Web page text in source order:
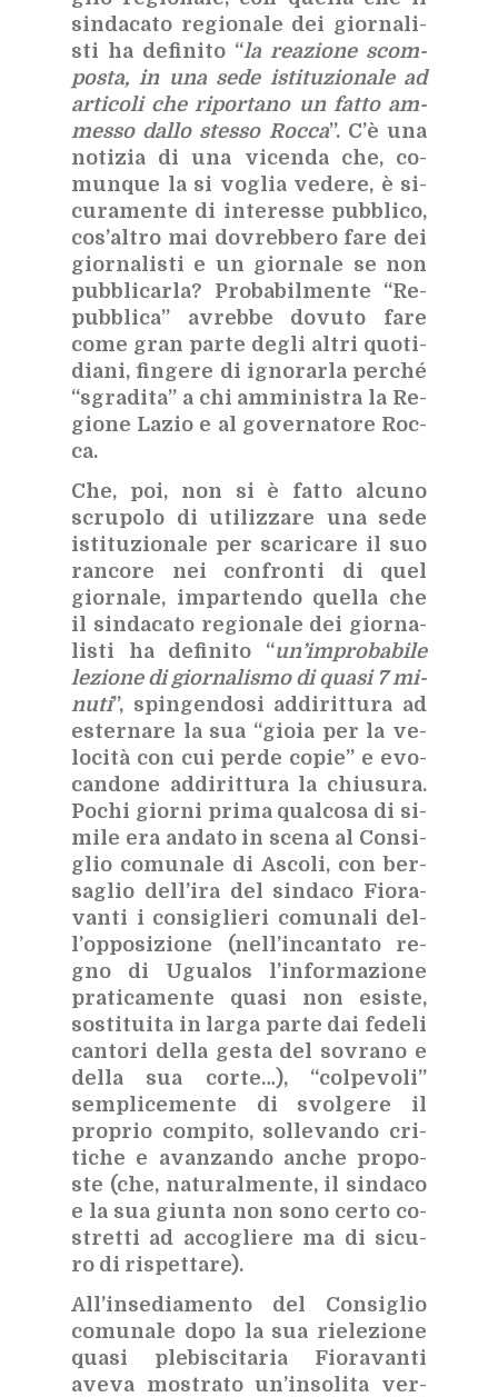
sin­da­ca­to re­gio­na­le dei gior­na­li­
sti ha de­fi­ni­to “la rea­zio­ne scom­
po­sta, in una sede isti­tu­zio­na­le ad
ar­ti­co­li che ri­por­ta­no un fat­to am­
mes­so dal­lo stes­so Roc­ca”. C’è una
no­ti­zia di una vi­cen­da che, co­
mun­que la si vo­glia ve­de­re, è si­
cu­ra­men­te di in­te­res­se pub­bli­co,
co­s’al­tro mai do­vreb­be­ro fare dei
gior­na­li­sti e un gior­na­le se non
pub­bli­car­la? Pro­ba­bil­men­te “Re­
pub­bli­ca” avreb­be do­vu­to fare
come gran par­te de­gli al­tri quo­ti­
dia­ni, fin­ge­re di igno­rar­la per­ché
“sgra­di­ta” a chi am­mi­ni­stra la Re­
gio­ne La­zio e al go­ver­na­to­re Roc­
ca.
Che, poi, non si è fat­to al­cu­no
scru­po­lo di uti­liz­za­re una sede
isti­tu­zio­na­le per sca­ri­ca­re il suo
ran­co­re nei con­fron­ti di quel
gior­na­le, im­par­ten­do quel­la che
il sin­da­ca­to re­gio­na­le dei gior­na­
li­sti ha de­fi­ni­to “un’im­pro­ba­bi­le
le­zio­ne di gior­na­li­smo di qua­si 7 mi­
nu­ti”, spin­gen­do­si ad­di­rit­tu­ra ad
ester­na­re la sua “gio­ia per la ve­
lo­ci­tà con cui per­de co­pie” e evo­
can­do­ne ad­di­rit­tu­ra la chiu­su­ra.
Po­chi gior­ni pri­ma qual­co­sa di si­
mi­le era an­da­to in sce­na al Con­si­
glio co­mu­na­le di Asco­li, con ber­
sa­glio del­l’i­ra del sin­da­co Fio­ra­
van­ti i con­si­glie­ri co­mu­na­li del­
l’op­po­si­zio­ne (nel­l’in­can­ta­to re­
gno di Ugua­los l’in­for­ma­zio­ne
pra­ti­ca­men­te qua­si non esi­ste,
so­sti­tui­ta in lar­ga par­te dai fe­de­li
can­to­ri del­la ge­sta del so­vra­no e
del­la sua cor­te…), “col­pe­vo­li”
sem­pli­ce­men­te di svol­ge­re il
pro­prio com­pi­to, sol­le­van­do cri­
ti­che e avan­zan­do an­che pro­po­
ste (che, na­tu­ral­men­te, il sin­da­co
e la sua giun­ta non sono cer­to co­
stret­ti ad ac­co­glie­re ma di si­cu­
ro di ri­spet­ta­re).
Al­l’in­se­dia­men­to del Con­si­glio
co­mu­na­le dopo la sua rie­le­zio­ne
qua­si ple­bi­sci­ta­ria Fio­ra­van­ti
ave­va mo­stra­to un’in­so­li­ta ver­